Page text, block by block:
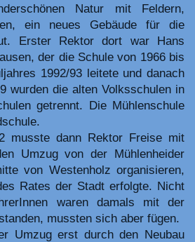
Natur mit Feldern,
ein neues Gebäude für die
Erster Rektor dort war Hans
der die Schule von 1966 bis
1992/93 leitete und danach
wurden die alten Volksschulen in
getrennt. Die Mühlenschule
musste dann Rektor Freise mit
Umzug von der Mühlenheider
von Westenholz organisieren,
Rates der Stadt erfolgte. Nicht
waren damals mit der
mussten sich aber fügen.
Umzug erst durch den Neubau